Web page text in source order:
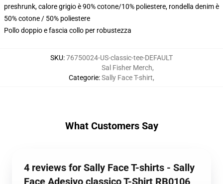
preshrunk, calore grigio è 90% cotone/10% poliestere, rondella denim è
50% cotone / 50% poliestere
Pollo doppio e fascia collo per robustezza
SKU:76750024-US-classic-tee-DEFAULT
Categorie:
Sal Fisher Merch,
Sally Face T-shirt,
What Customers Say
4 reviews for Sally Face T-shirts - Sally
Face Adesivo classico T-Shirt RB0106